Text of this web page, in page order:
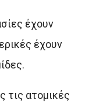
έχουν
έχουν
τις ατομικές